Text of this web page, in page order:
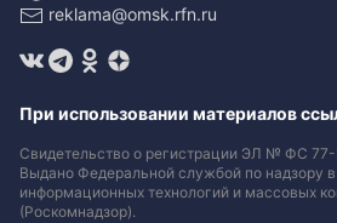
reklama@omsk.rfn.ru
При использовании материалов
Свидетельство о регистрации ЭЛ № ФС 77-
Выдано Федеральной службой по надзору
информационных технологий и массовых
(Роскомнадзор).